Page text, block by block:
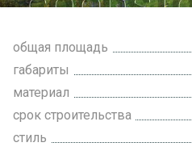
общая площадь
габариты
материал
срок строительства
стиль